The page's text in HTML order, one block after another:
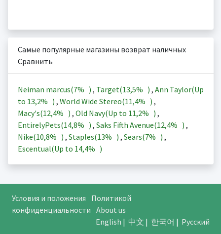
Самые популярные магазины возврат наличных
Сравнить
Neiman marcus(7% ) , Target(13,5% ) , Ann Taylor(Up
to 13,2% ) , World Wide Stereo(11,4% ) ,
Macy's(12,4% ) , Old Navy(Up to 11,2% ) ,
EntirelyPets(14,8% ) , Saks Fifth Avenue(12,4% ) ,
Nike(10,8% ) , Staples(13% ) , Sears(7% ) ,
Escentual(Up to 14,4% )
Условия и положения
Политикой
конфиденциальности About us
English | 中文 | 한국어 | Русский